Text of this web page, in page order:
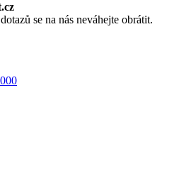
se na nás neváhejte obrátit.